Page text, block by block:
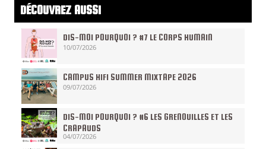
DÉCOUVREZ AUSSI
DIS-MOI POURQUOI ? #7 LE CORPS HUMAIN
10/07/2026
CAMPUS HIFI SUMMER MIXTAPE 2026
09/07/2026
DIS-MOI POURQUOI ? #6 LES GRENOUILLES ET LES
CRAPAUDS
04/07/2026